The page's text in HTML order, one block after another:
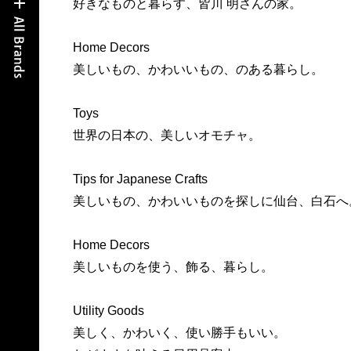
好きなものと暮らす、皆川 明さんの家。
Home Decors
美しいもの、かわいいもの、のある暮らし。
Toys
世界の日本の、美しいオモチャ。
Tips for Japanese Crafts
美しいもの、かわいいものを探しに仙台、白石へ
Home Decors
美しいものを使う、飾る、暮らし。
Utility Goods
美しく、かわいく、使い勝手もいい。